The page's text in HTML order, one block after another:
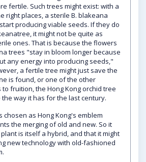
fertile. Such trees might exist: with a
right places, a sterile B. blakeana
producing viable seeds. If they do
it might not be quite as
ones. That is because the flowers
trees "stay in bloom longer because
any energy into producing seeds,"
a fertile tree might just save the
is found, or one of the other
fruition, the Hong Kong orchid tree
way it has for the last century.
chosen as Hong Kong's emblem
the merging of old and new. So it
is itself a hybrid, and that it might
new technology with old-fashioned